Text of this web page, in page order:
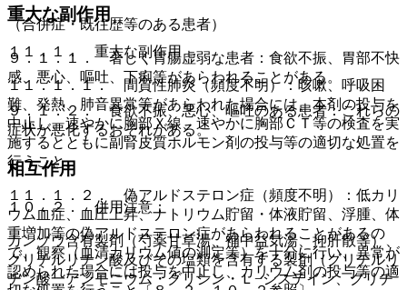
（合併症・既往歴等のある患者）
９．１．１． 著しく胃腸虚弱な患者：食欲不振、胃部不快
感、悪心、嘔吐、下痢等があらわれることがある。
９．１．２． 食欲不振、悪心、嘔吐のある患者：これらの
症状が悪化するおそれがある。
相互作用
１０．２． 併用注意：
カンゾウ含有製剤（芍薬甘草湯、補中益気湯、抑肝散等）、
グリチルリチン酸及びその塩類を含有する製剤（グリチルリ
チン酸一アンモニウム・グリシン・Ｌ−システイン、グリチ
重大な副作用
１１．１． 重大な副作用
１１．１．１． 間質性肺炎（頻度不明）：咳嗽、呼吸困
難、発熱、肺音異常等があらわれた場合には、本剤の投与を
中止し、速やかに胸部Ｘ線、速やかに胸部ＣＴ等の検査を実
施するとともに副腎皮質ホルモン剤の投与等の適切な処置を
行うこと。
１１．１．２． 偽アルドステロン症（頻度不明）：低カリ
ウム血症、血圧上昇、ナトリウム貯留・体液貯留、浮腫、体
重増加等の偽アルドステロン症があらわれることがあるの
で、観察（血清カリウム値の測定等）を十分に行い、異常が
認められた場合には投与を中止し、カリウム剤の投与等の適